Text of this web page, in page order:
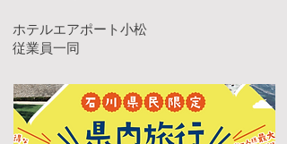
ホテルエアポート小松
従業員一同